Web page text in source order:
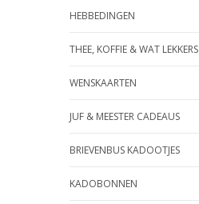
HEBBEDINGEN
THEE, KOFFIE & WAT LEKKERS
WENSKAARTEN
JUF & MEESTER CADEAUS
BRIEVENBUS KADOOTJES
KADOBONNEN